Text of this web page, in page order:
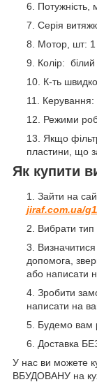
Потужність,
Серія
Мотор, шт: 1
Колір: білий
К-ть
Керування:
Режими
Якщо
пластини, що
Як купити
Зайти на
jiraf.com.ua/
Вибрати тип
допомога,
або написати
Зробити
написати на
Будемо вам
Доставка
У нас ви можете
ВБУДОВАНУ на